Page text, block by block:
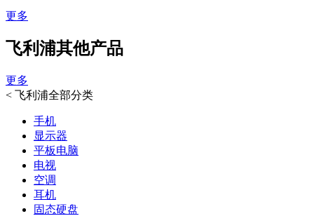
更多
飞利浦其他产品
更多
< 飞利浦全部分类
手机
显示器
平板电脑
电视
空调
耳机
固态硬盘